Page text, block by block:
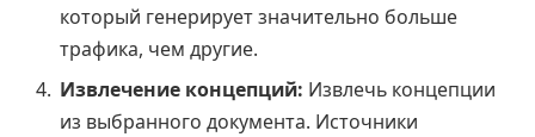
который генерирует значительно больше
трафика, чем другие.
Извлечение концепций: Извлечь концепции
из выбранного документа. Источники